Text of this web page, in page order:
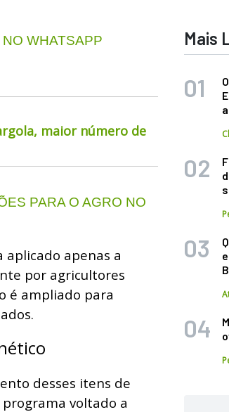
WHATSAPP
maior número de
PARA O AGRO NO
apenas a
por agricultores
é ampliado para
desses itens de
voltado a
Mais